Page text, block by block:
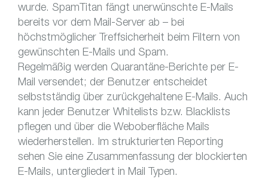
wurde. SpamTitan fängt unerwünschte E-Mails
bereits vor dem Mail-Server ab – bei
höchstmöglicher Treffsicherheit beim Filtern von
gewünschten E-Mails und Spam.
Regelmäßig werden Quarantäne-Berichte per E-
Mail versendet; der Benutzer entscheidet
selbstständig über zurückgehaltene E-Mails. Auch
kann jeder Benutzer Whitelists bzw. Blacklists
pflegen und über die Weboberfläche Mails
wiederherstellen. Im strukturierten Reporting
sehen Sie eine Zusammenfassung der blockierten
E-Mails, untergliedert in Mail Typen.